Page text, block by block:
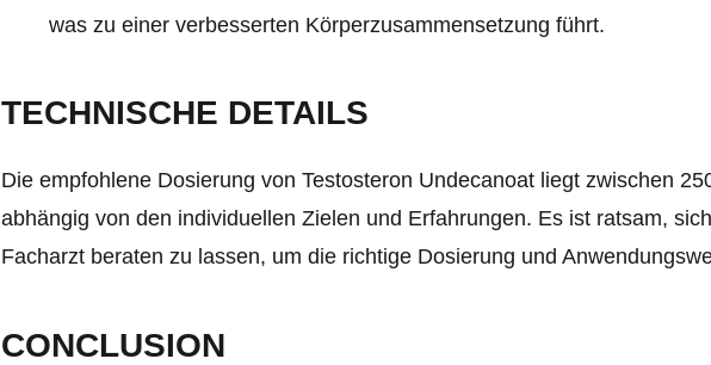
was zu einer verbesserten Körperzusammensetzung führt.
TECHNISCHE DETAILS
Die empfohlene Dosierung von Testosteron Undecanoat liegt zwischen
abhängig von den individuellen Zielen und Erfahrungen. Es ist ratsam,
Facharzt beraten zu lassen, um die richtige Dosierung und
CONCLUSION